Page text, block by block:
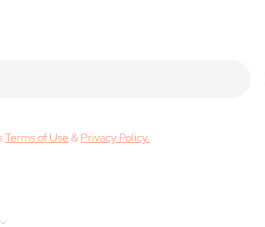
Terms of Use& Privacy Policy.